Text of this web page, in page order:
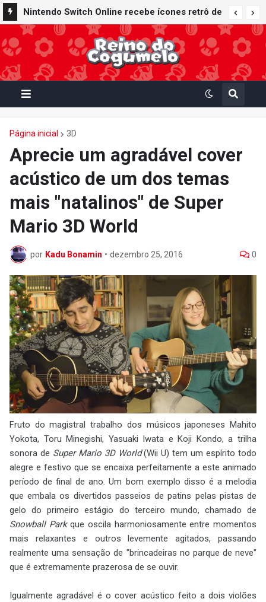
Nintendo Switch Online recebe ícones retrô de
Mario Paint (SNES) e Mario Kart: Super Circuit
(GBA)
Página inicial 3D
Aprecie um agradável cover
acústico de um dos temas
mais "natalinos" de Super
Mario 3D World
por Kadu Bonamin • dezembro 25, 2016 0
Fruto do magistral trabalho dos músicos japoneses Mahito
Yokota, Toru Minegishi, Yasuaki Iwata e Koji Kondo, a trilha
sonora de Super Mario 3D World(Wii U) tem um espírito todo
alegre e festivo que se encaixa perfeitamente a este animado
período de final de ano. Um bom exemplo disso é a melodia
que embala os divertidos passeios de patins pelas pistas de
gelo do primeiro estágio do terceiro mundo, chamado de
Snowball Parkque oscila harmoniosamente entre momentos
mais relaxantes e outros levemente agitados, passando
realmente uma sensação de "brincadeiras no parque de neve"
que é extremamente prazerosa de se ouvir.
Igualmente agradável é o cover acústico feito a dois violões